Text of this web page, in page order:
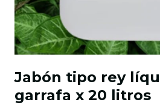
Jabón tipo rey
garrafa x 20 litros